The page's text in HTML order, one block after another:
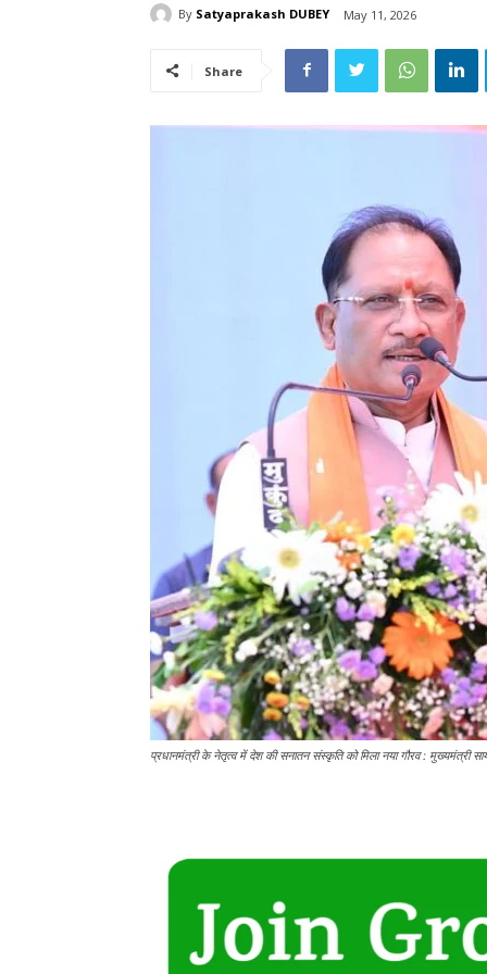
By Satyaprakash DUBEY May 11, 2026
Share
प्रधानमंत्री के नेतृत्व में देश की सनातन संस्कृति को मिला नया गौरव : मुख्यमंत्री